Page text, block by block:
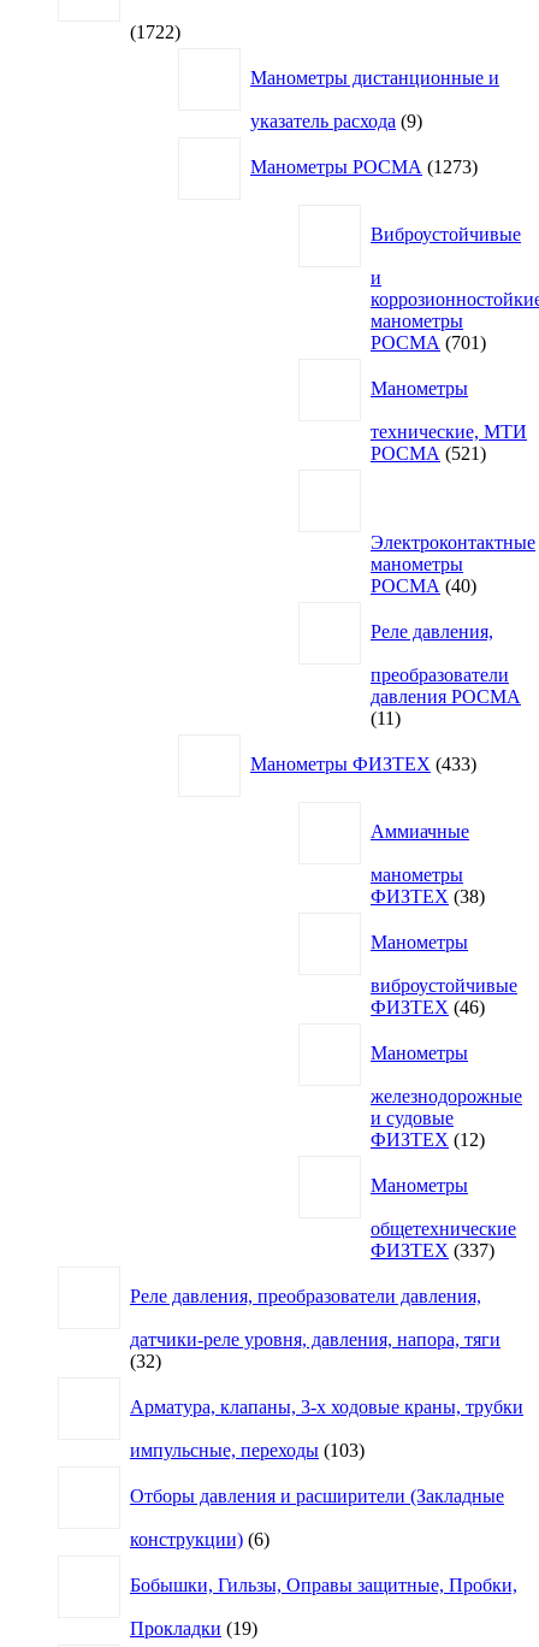
17221722
Манометры дистанционные и
указатель расхода 99
Манометры РОСМА
1273товара
Виброустойчивые
и
манометры
РОСМА
701701
Манометры
технические, МТИ
РОСМА
521521
Электроконтактные
манометры
РОСМА
4040
Реле давления,
преобразователи
давления РОСМА
1111
Манометры ФИЗТЕХ 433товара
Аммиачные
манометры
ФИЗТЕХ 3838
Манометры
виброустойчивые
ФИЗТЕХ 4646
Манометры
железнодорожные
и судовые
ФИЗТЕХ
1212
Манометры
общетехнические
ФИЗТЕХ 337337
Реле давления, преобразователи давления,
датчики-реле уровня, давления, напора, тяги
3232
Арматура, клапаны, 3-х ходовые краны, трубки
импульсные, переходы 103103
Отборы давления и расширители (Закладные
конструкции) 66
Бобышки, Гильзы, Оправы защитные, Пробки,
Прокладки 1919